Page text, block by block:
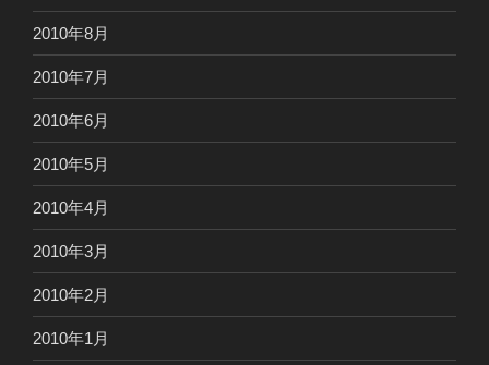
2010年8月
2010年7月
2010年6月
2010年5月
2010年4月
2010年3月
2010年2月
2010年1月